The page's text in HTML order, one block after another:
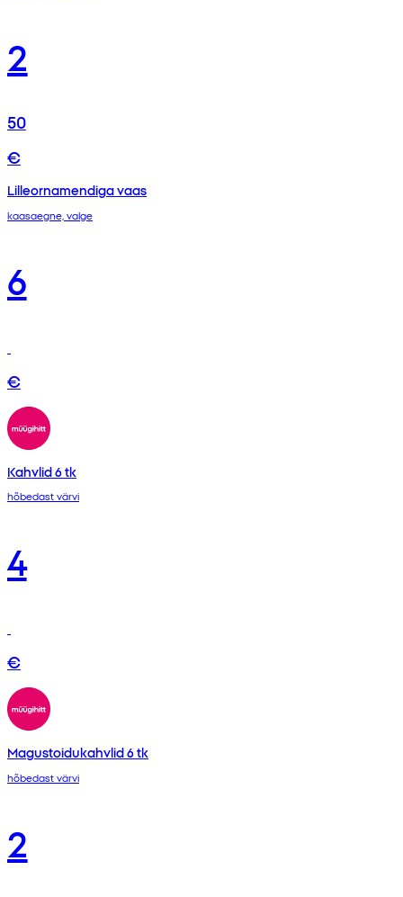
2
50
€
Lilleornamendiga vaas
kaasaegne, valge
6
€
Kahvlid 6 tk
hõbedast värvi
4
€
Magustoidukahvlid 6 tk
hõbedast värvi
2